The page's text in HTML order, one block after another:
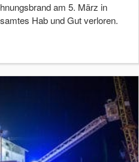
am 5. März in
Hab und Gut verloren.